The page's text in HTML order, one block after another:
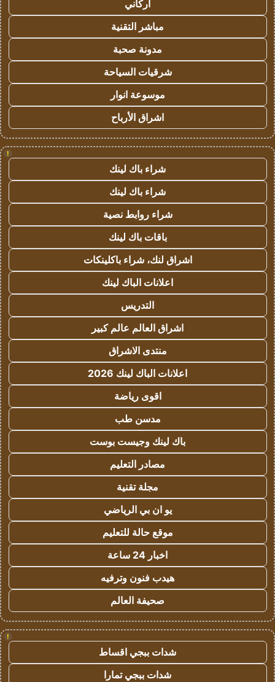
أركاني
مباشر التقنية
مدونة صحبة
شرقيات السياحة
موسوعة انوار
اشراق الأرباح
!
شراء باك لينك
شراء باك لينك
شراء روابط نصية
باقات باك لينك
اشراق لنك، شراء باكلينكات
اعلانات الباك لينك
التدريس
اشراق العالم عالم كبير
منتدى الاشراق
اعلانات الباك لينك 2026
اقوى رياضة
مدسن طب
باك لينك وجيست بوست
مصادر التعليم
مجلة تقنية
يو ان بي الرياضي
موقع حالة للتعليم
اخبار 24 ساعة
هيدب فنون وترفيه
صحيفة العالم
!
شدات ببجي اقساط
شدات ببجي تمارا